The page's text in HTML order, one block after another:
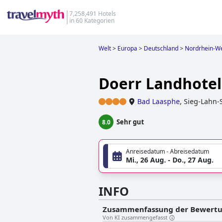
7,258,491 Hotels
in 60 Kategorien
Welt> Europa > Deutschland> Nordrhein-
Doerr
Bad Laasphe, Sieg-Lahn-
8.0 Sehr gut
Anreisedatum - Abreisedatum
Mi., 26 Aug. - Do., 27 Aug.
INFO
Zusammenfassung der
Von KI zusammengefasst